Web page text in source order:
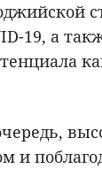
19, а
и